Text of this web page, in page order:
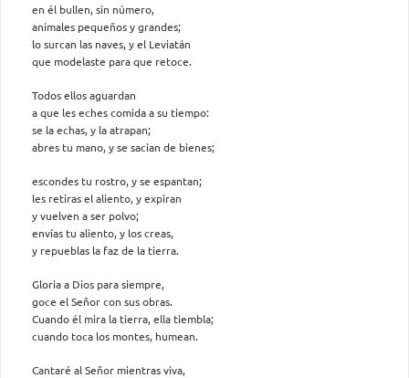
en él bullen, sin número,
animales pequeños y grandes;
lo surcan las naves, y el Leviatán
que modelaste para que retoce.
Todos ellos aguardan
a que les eches comida a su tiempo:
se la echas, y la atrapan;
abres tu mano, y se sacian de bienes;
escondes tu rostro, y se espantan;
les retiras el aliento, y expiran
y vuelven a ser polvo;
envías tu aliento, y los creas,
y repueblas la faz de la tierra.
Gloria a Dios para siempre,
goce el Señor con sus obras.
Cuando él mira la tierra, ella tiembla;
cuando toca los montes, humean.
Cantaré al Señor mientras viva,